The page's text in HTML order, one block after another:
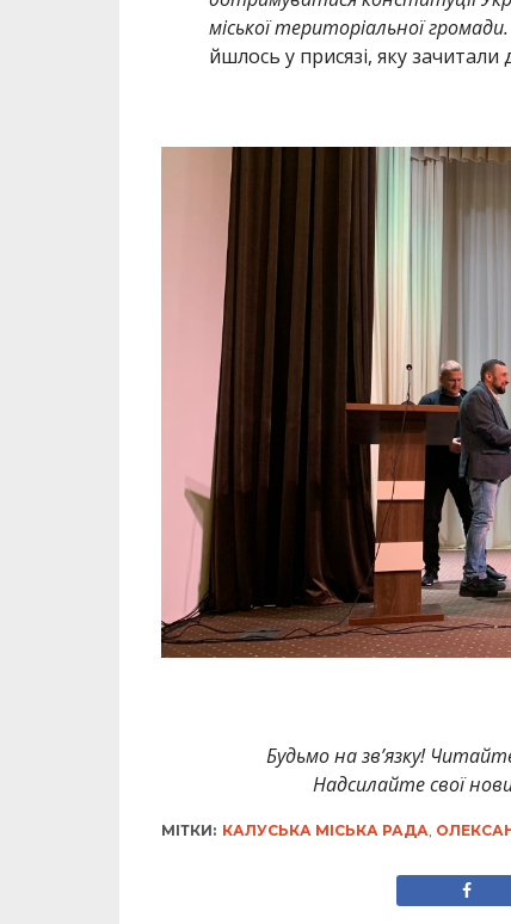
міської територіальної
йшлось у присязі, яку зачитали
Будьмо на зв’язку!
Надсилайте свої
МІТКИ: КАЛУСЬКА МІСЬКА РАДА